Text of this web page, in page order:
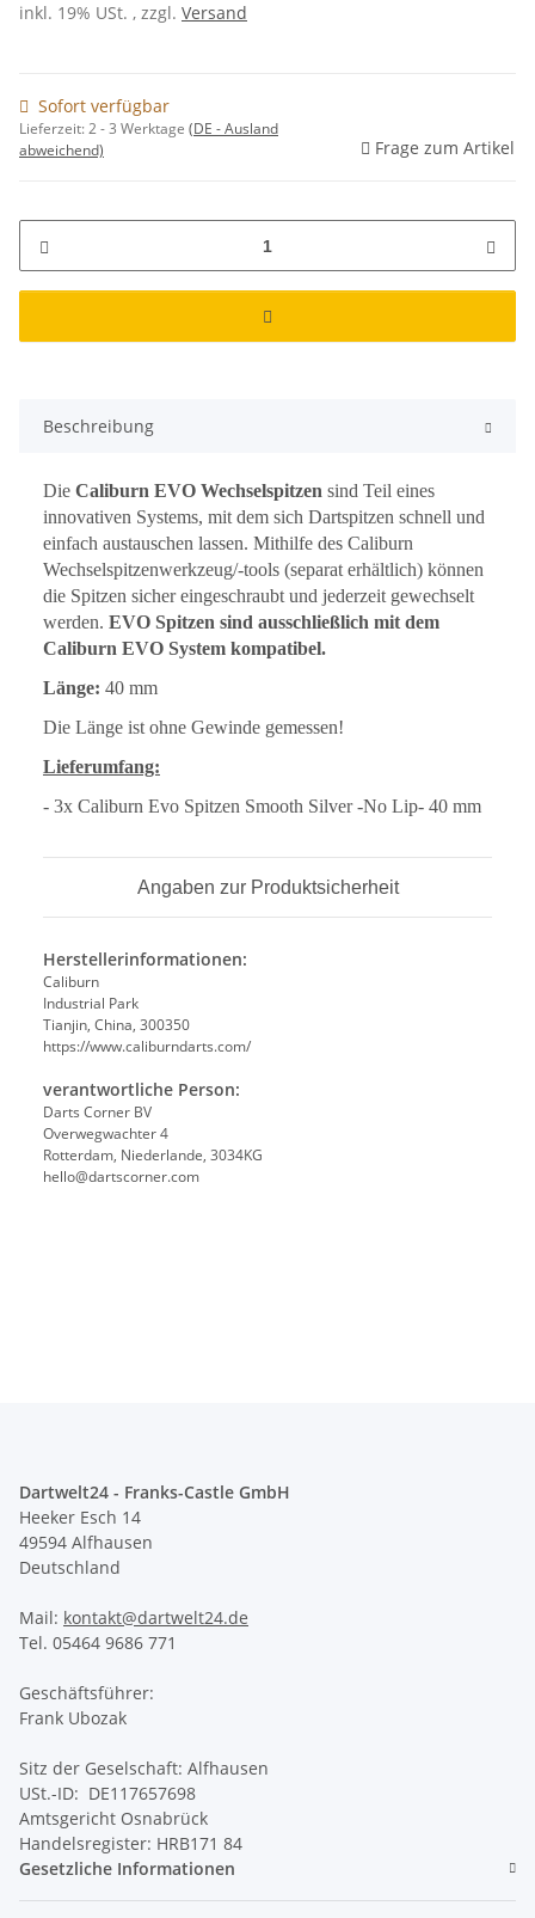
inkl. 19% USt. , zzgl. Versand
Sofort verfügbar
Lieferzeit:2 - 3 Werktage (DE - Ausland
abweichend)
Frage zum Artikel
Beschreibung
Die Caliburn EVO Wechselspitzen sind Teil eines
innovativen Systems, mit dem sich Dartspitzen schnell und
einfach austauschen lassen. Mithilfe des Caliburn
Wechselspitzenwerkzeug/-tools (separat erhältlich) können
die Spitzen sicher eingeschraubt und jederzeit gewechselt
werden. EVO Spitzen sind ausschließlich mit dem
Caliburn EVO System kompatibel.
Länge: 40 mm
Die Länge ist ohne Gewinde gemessen!
Lieferumfang:
- 3x Caliburn Evo Spitzen Smooth Silver -No Lip- 40 mm
Angaben zur Produktsicherheit
Herstellerinformationen:
Caliburn
Industrial Park
Tianjin, China, 300350
https://www.caliburndarts.com/
verantwortliche Person:
Darts Corner BV
Overwegwachter 4
Rotterdam, Niederlande, 3034KG
hello@dartscorner.com
Dartwelt24 - Franks-Castle GmbH
Heeker Esch 14
49594 Alfhausen
Deutschland
Mail: kontakt@dartwelt24.de
Tel. 05464 9686 771
Geschäftsführer:
Frank Ubozak
Sitz der Geselschaft: Alfhausen
USt.-ID: DE117657698
Amtsgericht Osnabrück
Handelsregister: HRB171 84
Gesetzliche Informationen